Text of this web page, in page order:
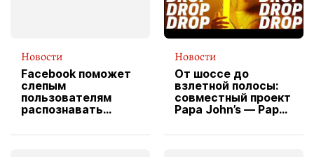
Новости
Facebook поможет
слепым
пользователям
распознавать
Новости
От шоссе до
взлетной полосы:
совместный проект
Papa John’s — Papa
вводит